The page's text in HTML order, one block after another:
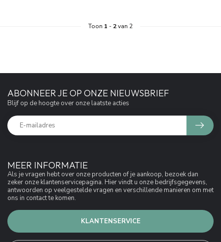
Toon 1 - 2van 2
MEER INFORMATIE
Als je vragen hebt over onze producten of je aankoop, bezoek dan
zeker onze klantenservicepagina. Hier vindt u onze bedrijfsgegevens,
antwoorden op veelgestelde vragen en verschillende manieren om met
ons in contact te komen.
KLANTENSERVICE
ABONNEER JE OP ONZE NIEUWSBRIEF
Blijf op de hoogte over onze laatste acties